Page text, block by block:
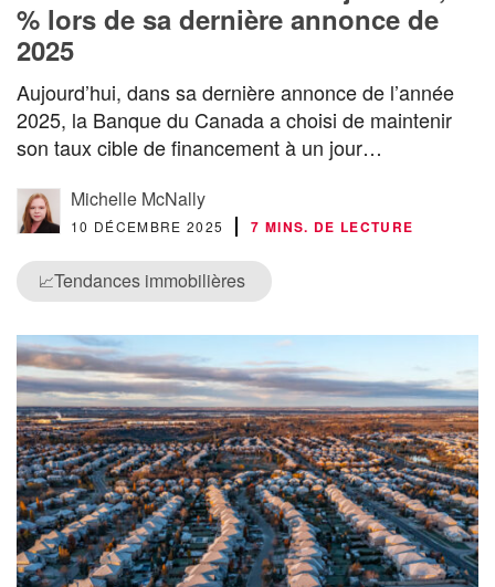
% lors de sa dernière annonce de
2025
Aujourd’hui, dans sa dernière annonce de l’année
2025, la Banque du Canada a choisi de maintenir
son taux cible de financement à un jour…
Michelle McNally
10 DÉCEMBRE 2025 7 MINS. DE LECTURE
📈Tendances immobilières